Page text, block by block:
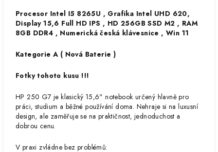
Procesor Intel I5 8265U , Grafika Intel UHD 620,
Display 15,6 Full HD IPS , HD 256GB SSD M2 , RAM
8GB DDR4 , Numerická česká klávesnice , Win 11
Kategorie A ( Nová Baterie )
Fotky tohoto kusu !!!
HP 250 G7 je klasický 15,6" notebook určený hlavně pro
práci, studium a běžné používání doma. Nehraje si na luxusní
design, ale zaměřuje se na praktičnost, jednoduchost a
dobrou cenu.
V praxi zvládne bez problémů: